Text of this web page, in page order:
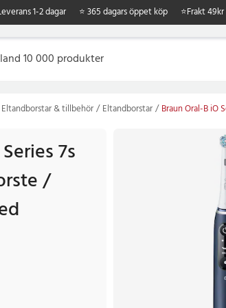
1-2 dagar ⭐ 365 dagars öppet köp ⭐Frakt 49kr
Eltandborstar & tillbehör Eltandborstar Braun Oral-B iO
7s
/